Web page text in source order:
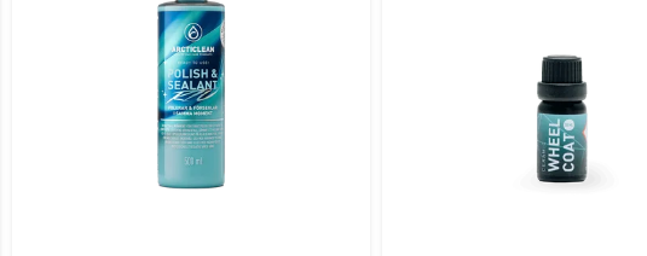
som både polerar och skyddar. Idealisk för dig som vill
🔹 Quick detailer – Snabb uppfräschning mellan
som torkstöd efter tvätt eller för att snabbt återställa glans
bort oväntade fläckar, till exempel från fågelspillning.
🔹 Keramisk coating – Maxat skydd och hållbarhet